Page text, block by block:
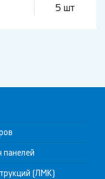
5 шт
панелей
(ЛМК)